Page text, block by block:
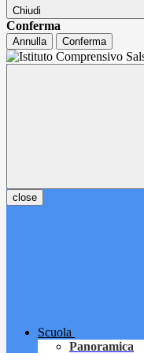
Chiudi
Conferma
Annulla Conferma
close
Scuola
Panoramica